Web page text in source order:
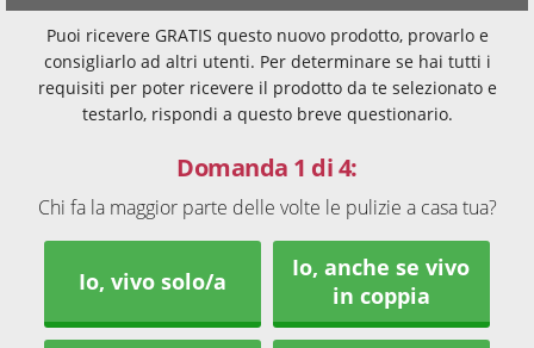
Puoi ricevere GRATIS questo nuovo prodotto, provarlo e
consigliarlo ad altri utenti. Per determinare se hai tutti i
requisiti per poter ricevere il prodotto da te selezionato e
testarlo, rispondi a questo breve questionario.
Domanda 1 di 4:
Chi fa la maggior parte delle volte le pulizie a casa tua?
Io, vivo solo/a
Io, anche se vivo
in coppia